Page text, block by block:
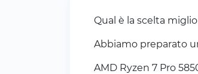
Qual è la scelta
Abbiamo preparato
AMD Ryzen 7 Pro